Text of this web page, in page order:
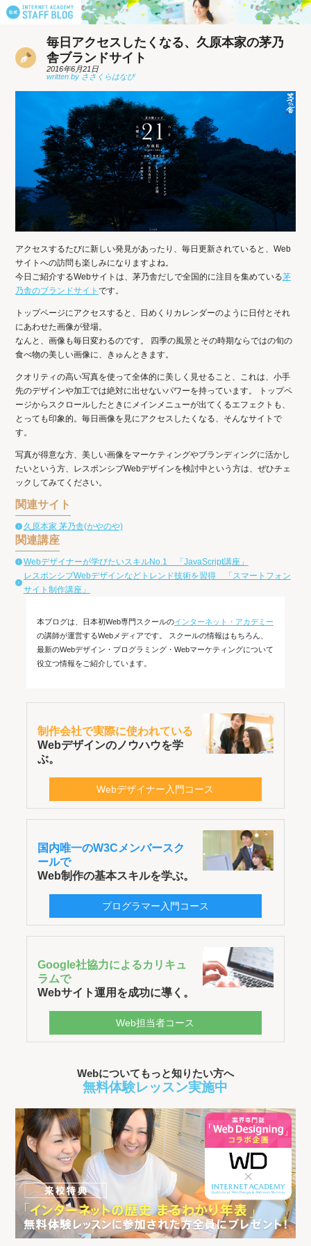
毎日アクセスしたくなる、久原本家の茅乃
舎ブランドサイト
2016年6月21日
アクセスするたびに新しい発見があったり、毎日更新されていると、Web
サイトへの訪問も楽しみになりますよね。
今日ご紹介するWebサイトは、茅乃舎だしで全国的に注目を集めている茅
乃舎のブランドサイト です。
トップページにアクセスすると、日めくりカレンダーのように日付とそれ
にあわせた画像が登場。
なんと、画像も毎日変わるのです。 四季の風景とその時期ならではの旬の
食べ物の美しい画像に、きゅんときます。
クオリティの高い写真を使って全体的に美しく見せること、これは、小手
先のデザインや加工では絶対に出せないパワーを持っています。 トップペ
ージからスクロールしたときにメインメニューが出てくるエフェクトも、
とっても印象的。毎日画像を見にアクセスしたくなる、そんなサイトで
す。
写真が得意な方、美しい画像をマーケティングやブランディングに活かし
たいという方、レスポンシブWebデザインを検討中という方は、ぜひチェ
ックしてみてください。
関連サイト
久原本家 茅乃舎(かやのや)
関連講座
Webデザイナーが学びたいスキルNo.1 「JavaScript講座」
レスポンシブWebデザインなどトレンド技術を習得 「スマートフォン
サイト制作講座」
本ブログは、日本初Web専門スクールのインターネット・アカデミー
の講師が運営するWebメディアです。 スクールの情報はもちろん、
最新のWebデザイン・プログラミング・Webマーケティングについて
役立つ情報をご紹介しています。
制作会社で実際に使われている
Webデザインのノウハウを学
ぶ。
Webデザイナー入門コース
国内唯一のW3Cメンバースク
ールで
Web制作の基本スキルを学ぶ。
プログラマー入門コース
Google社協力によるカリキュ
ラムで
Webサイト運用を成功に導く。
Web担当者コース
Webについてもっと知りたい方へ
無料体験レッスン実施中